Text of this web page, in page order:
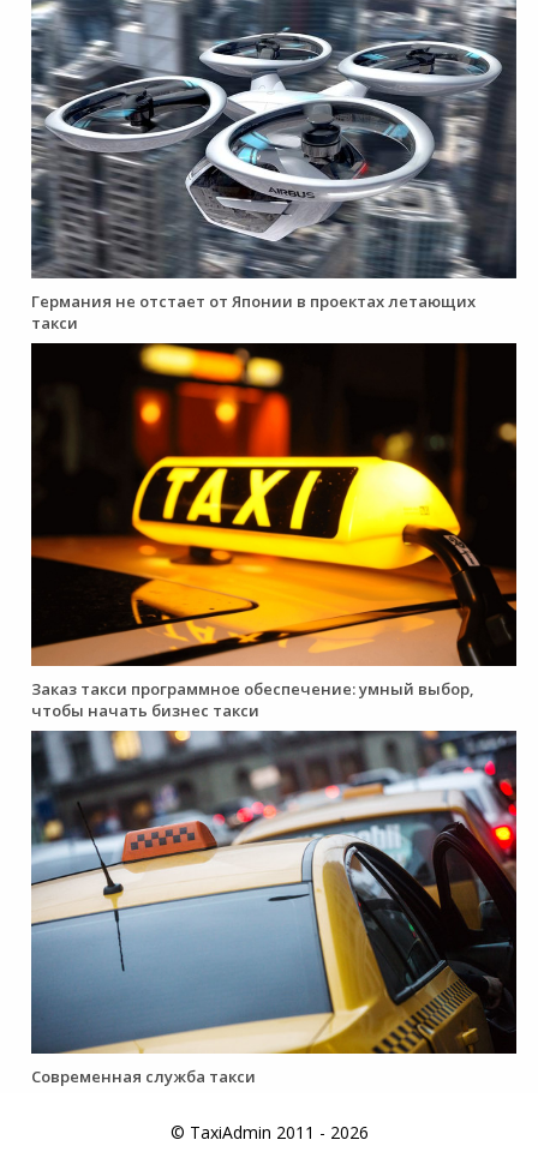
Германия не отстает от Японии в проектах летающих
такси
Заказ такси программное обеспечение: умный выбор,
чтобы начать бизнес такси
Современная служба такси
© TaxiAdmin 2011 - 2026